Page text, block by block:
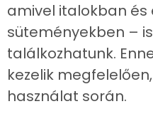
amivel italokban
süteményekben –
találkozhatunk.
kezelik
használat során.